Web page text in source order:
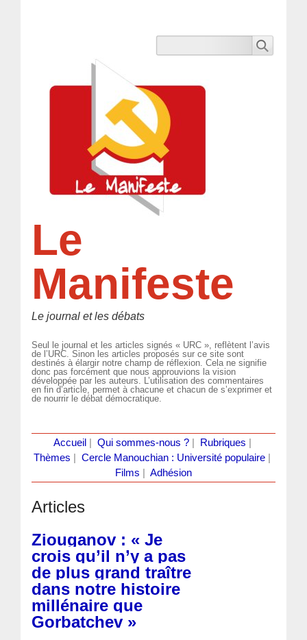
Le
Manifeste
Le journal et les débats
Seul le journal et les articles signés « URC », reflètent l’avis
de l’URC. Sinon les articles proposés sur ce site sont
destinés à élargir notre champ de réflexion. Cela ne signifie
donc pas forcément que nous approuvions la vision
développée par les auteurs. L’utilisation des commentaires
en fin d’article, permet à chacune et chacun de s’exprimer et
de nourrir le débat démocratique.
Accueil Qui sommes-nous ?| Rubriques
Thèmes
Cercle Manouchian : Université populaire
Films
Adhésion
Articles
Ziouganov : « Je
crois qu’il n’y a pas
de plus grand traître
dans notre histoire
millénaire que
Gorbatchev »